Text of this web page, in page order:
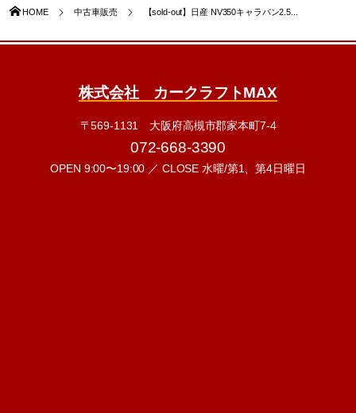
HOME 中古車販売 【sold-out】日産 NV350キャラバン2.5...
株式会社 カークラフトMAX
〒569-1131 大阪府高槻市郡家本町7-4
072-668-3390
OPEN 9:00〜19:00 ／ CLOSE 水曜/第1、第4日曜日